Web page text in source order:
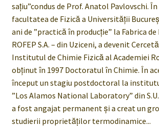
sațiu”condus de Prof. Anatol Pavlovschi.
facultatea de Fizică a Universității
ani de ”practică în producție” la Fabrica de
ROFEP S.A. – din Uziceni, a devenit
Institutul de Chimie Fizică al Academiei
obținut în 1997 Doctoratul în Chimie. În
început un stagiu postdoctoral la
”Los Alamos National Laboratory” din
a fost angajat permanent și a creat un
studierii proprietăților termodinamice...